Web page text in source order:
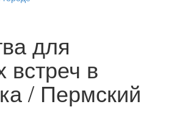
для
встреч в
/ Пермский